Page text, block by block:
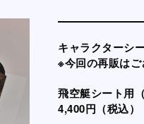
キャラクターシ
※今回の再販はご
飛空艇シート用
4,400円（税込）